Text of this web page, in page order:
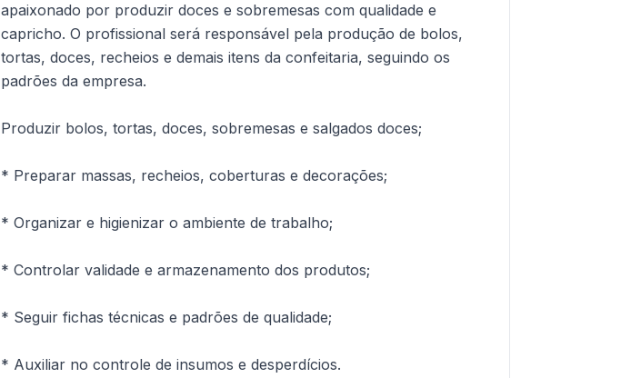
apaixonado por produzir doces e sobremesas com qualidade e
capricho. O profissional será responsável pela produção de bolos,
tortas, doces, recheios e demais itens da confeitaria, seguindo os
padrões da empresa.
Produzir bolos, tortas, doces, sobremesas e salgados doces;
* Preparar massas, recheios, coberturas e decorações;
* Organizar e higienizar o ambiente de trabalho;
* Controlar validade e armazenamento dos produtos;
* Seguir fichas técnicas e padrões de qualidade;
* Auxiliar no controle de insumos e desperdícios.